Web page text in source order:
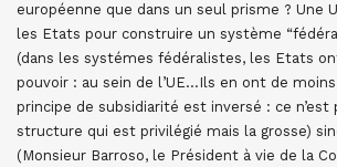
européenne que dans un seul prisme ? Une
les Etats pour construire un système
(dans les systémes fédéralistes, les Etats
pouvoir : au sein de l’UE…Ils en ont de
principe de subsidiarité est inversé : ce n’est
structure qui est privilégié mais la grosse)
(Monsieur Barroso, le Président à vie de la